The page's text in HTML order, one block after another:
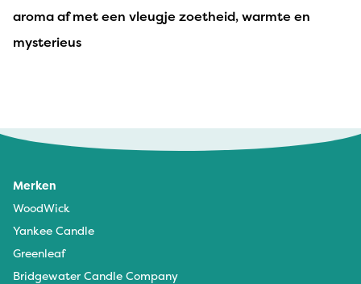
aroma af met een vleugje zoetheid, warmte en
mysterieus
Ben er helemaal weg van.. geur is uitstekend, heel de
kleerkast ruikt ernaar. Een aannrader
Merken
WoodWick
Yankee Candle
Greenleaf
Bridgewater Candle Company